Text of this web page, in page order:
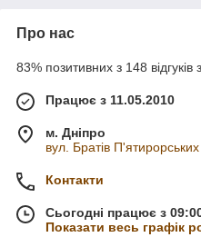
Про нас
83% позитивних з 148 відгуків
Працює з 11.05.2010
м. Дніпро
вул. Братів
Контакти
Сьогодні працює з
Показати весь графік